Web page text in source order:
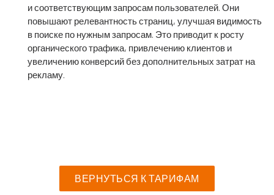
и соответствующим запросам пользователей. Они
повышают релевантность страниц, улучшая видимость
в поиске по нужным запросам. Это приводит к росту
органического трафика, привлечению клиентов и
увеличению конверсий без дополнительных затрат на
рекламу.
ВЕРНУТЬСЯ К ТАРИФАМ